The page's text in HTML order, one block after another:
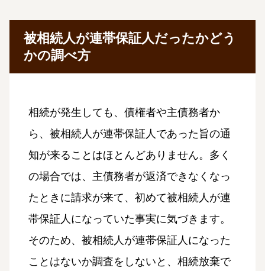
被相続人が連帯保証人だったかどう
かの調べ方
相続が発生しても、債権者や主債務者か
ら、被相続人が連帯保証人であった旨の通
知が来ることはほとんどありません。多く
の場合では、主債務者が返済できなくなっ
たときに請求が来て、初めて被相続人が連
帯保証人になっていた事実に気づきます。
そのため、被相続人が連帯保証人になった
ことはないか調査をしないと、相続放棄で